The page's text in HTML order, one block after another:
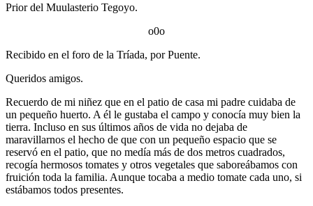
Prior del Muulasterio Tegoyo.
o0o
Recibido en el foro de la Tríada, por Puente.
Queridos amigos.
Recuerdo de mi niñez que en el patio de casa mi padre cuidaba de
un pequeño huerto. A él le gustaba el campo y conocía muy bien la
tierra. Incluso en sus últimos años de vida no dejaba de
maravillarnos el hecho de que con un pequeño espacio que se
reservó en el patio, que no medía más de dos metros cuadrados,
recogía hermosos tomates y otros vegetales que saboreábamos con
fruición toda la familia. Aunque tocaba a medio tomate cada uno, si
estábamos todos presentes.